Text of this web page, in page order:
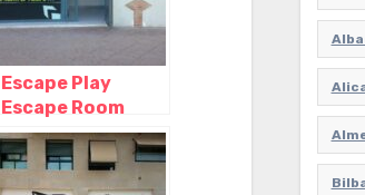
Escape Play
Escape Room
Murcia, Murcia –
Murcia